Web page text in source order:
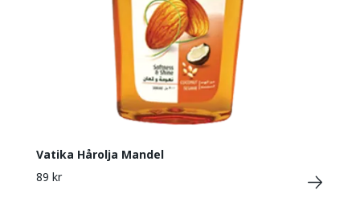
Vatika Hårolja Mandel
89 kr